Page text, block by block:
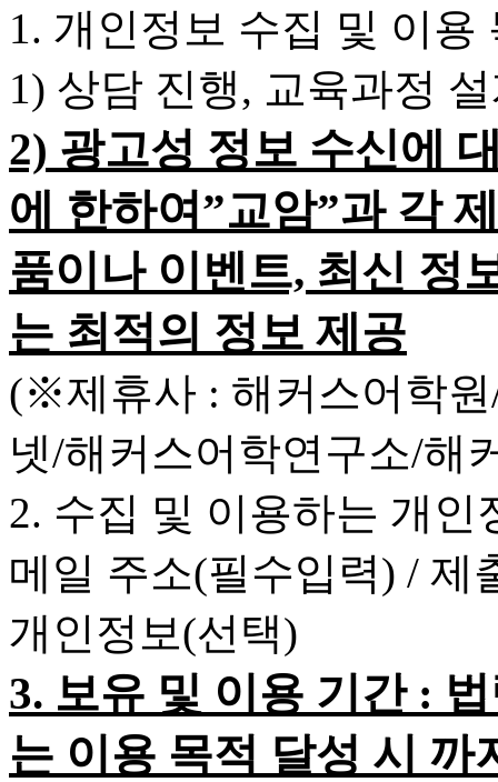
1. 개인정보 수집 및 이용
1) 상담 진행, 교육과정
2) 광고성 정보 수신에
에 한하여”교암”과 각
품이나 이벤트, 최신 정
는 최적의 정보 제공
(※제휴사 : 해커스어학
넷/해커스어학연구소/해
2. 수집 및 이용하는 개
메일 주소(필수입력) / 제
개인정보(선택)
3. 보유 및 이용 기간 :
는 이용 목적 달성 시